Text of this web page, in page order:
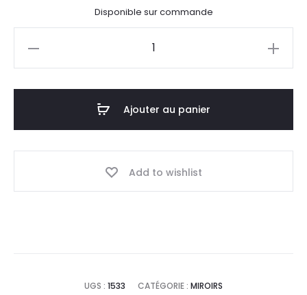
Disponible sur commande
Ajouter au panier
Add to wishlist
UGS : 1533 CATÉGORIE : MIROIRS